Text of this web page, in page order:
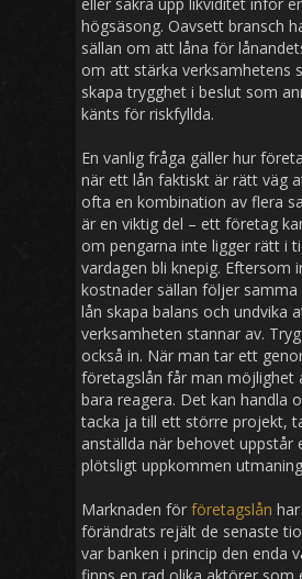
högsäsong. Oavsett bransch
sällan om att låna för
om att stärka verksamhetens
skapa trygghet i beslut som
känts för riskfyllda.
En vanlig fråga gäller hur
när ett lån faktiskt är rätt väg
ofta en kombination av flera
är en viktig del – ett företag
om pengarna inte ligger rätt i
vardagen bli knepig. Eftersom
kostnader sällan följer
lån skapa balans och undvika
verksamheten stannar av.
också in. När man tar ett
företagslån får man möjlighet
bara reagera. Det kan handla
tacka ja till ett större projekt,
anställda när behovet uppstår
plötsligt uppkommen
Marknaden för företagslån
förändrats rejält de senaste
var banken i princip den enda